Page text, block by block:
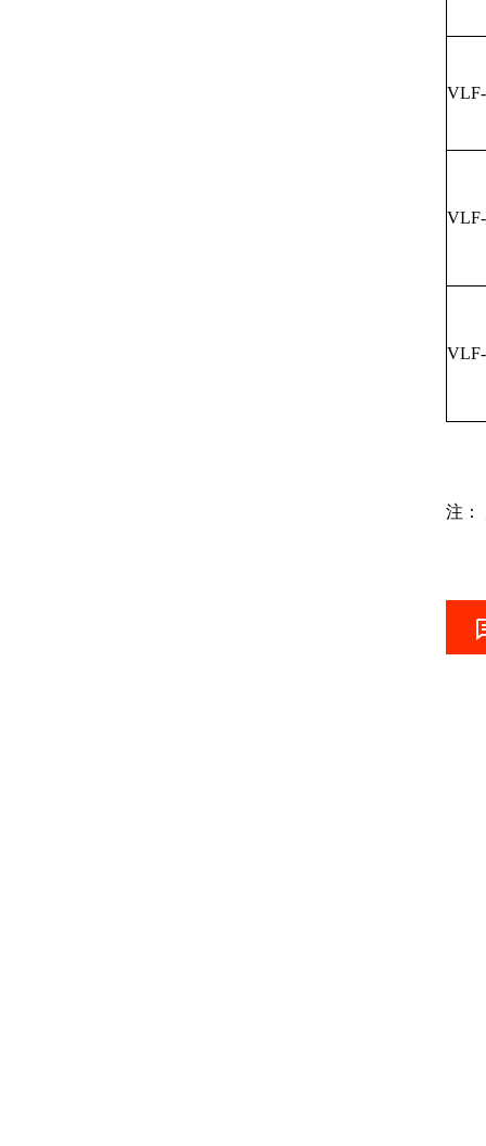
注：